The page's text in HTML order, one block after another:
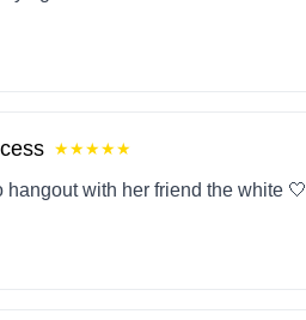
★★★★★
hangout with her friend the white 🤍